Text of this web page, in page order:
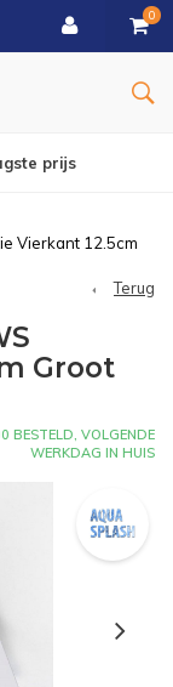
0
bezorgd vanaf €
Vierkant 12.5cm
Terug
Groot
BESTELD, VOLGENDE
WERKDAG IN HUIS